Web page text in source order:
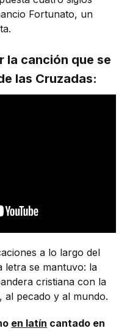
Fortunato, un
la canción que se
las Cruzadas:
a lo largo del
letra se mantuvo: la
cristiana con la
al pecado y al mundo.
en latín cantado en